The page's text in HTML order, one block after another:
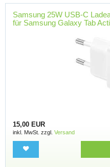
Samsung 25W USB-C
für Samsung Galaxy Tab
15,00 EUR
inkl. MwSt. zzgl. Versand